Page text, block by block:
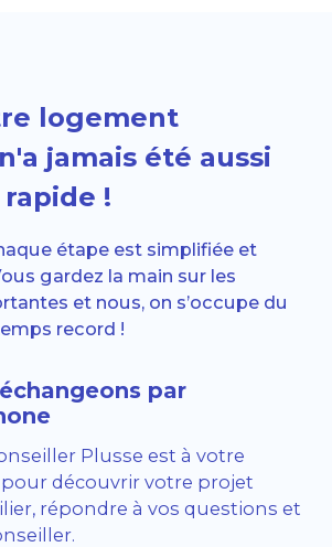
logement
jamais été aussi
!
étape est simplifiée et
gardez la main sur les
et nous, on s’occupe du
record !
par
Plusse est à votre
découvrir votre projet
répondre à vos questions et